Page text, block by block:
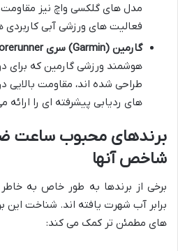
فعالیت های ورزشی آبی کاربردی
گارمین (Garmin) سری Forerunner و Fenix:
هوشمند ورزشی گارمین که برای
طراحی شده اند، مقاومت بالایی
های ردیابی پیشرفته ای را ارائه
برندهای محبوب ساعت
شاخص آنها
برخی از برندها به طور خاص به
برابر آب شهرت یافته اند. شناخت این
های مطمئن تر کمک می کند: